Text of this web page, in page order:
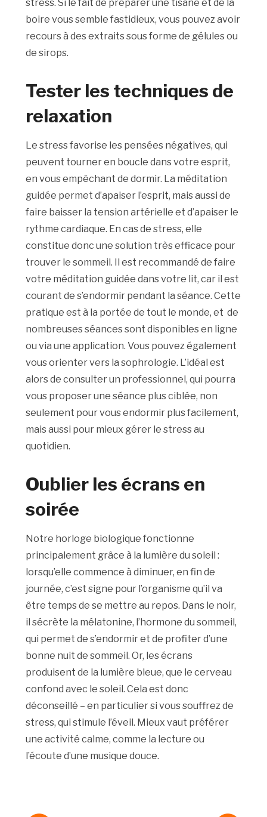
stress. Si le fait de préparer une tisane et de la
boire vous semble fastidieux, vous pouvez avoir
recours à des extraits sous forme de gélules ou
de sirops.
Tester les techniques de
relaxation
Le stress favorise les pensées négatives, qui
peuvent tourner en boucle dans votre esprit,
en vous empêchant de dormir. La méditation
guidée permet d’apaiser l’esprit, mais aussi de
faire baisser la tension artérielle et d’apaiser le
rythme cardiaque. En cas de stress, elle
constitue donc une solution très efficace pour
trouver le sommeil. Il est recommandé de faire
votre méditation guidée dans votre lit, car il est
courant de s’endormir pendant la séance. Cette
pratique est à la portée de tout le monde, et de
nombreuses séances sont disponibles en ligne
ou via une application. Vous pouvez également
vous orienter vers la sophrologie. L’idéal est
alors de consulter un professionnel, qui pourra
vous proposer une séance plus ciblée, non
seulement pour vous endormir plus facilement,
mais aussi pour mieux gérer le stress au
quotidien.
Oublier les écrans en
soirée
Notre horloge biologique fonctionne
principalement grâce à la lumière du soleil :
lorsqu’elle commence à diminuer, en fin de
journée, c’est signe pour l’organisme qu’il va
être temps de se mettre au repos. Dans le noir,
il sécrète la mélatonine, l’hormone du sommeil,
qui permet de s’endormir et de profiter d’une
bonne nuit de sommeil. Or, les écrans
produisent de la lumière bleue, que le cerveau
confond avec le soleil. Cela est donc
déconseillé – en particulier si vous souffrez de
stress, qui stimule l’éveil. Mieux vaut préférer
une activité calme, comme la lecture ou
l’écoute d’une musique douce.